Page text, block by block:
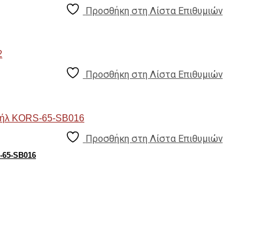
Προσθήκη στη Λίστα Επιθυμιών
Προσθήκη στη Λίστα Επιθυμιών
Προσθήκη στη Λίστα Επιθυμιών
SB016